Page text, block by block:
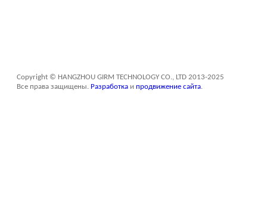
Copyright © HANGZHOU GIRM TECHNOLOGY CO., LTD 2013-2025
Все права защищены. Разработка и продвижение сайта.